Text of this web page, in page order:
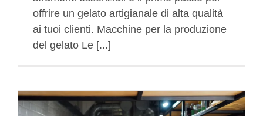
offrire un gelato artigianale di alta qualità
ai tuoi clienti. Macchine per la produzione
del gelato Le [...]